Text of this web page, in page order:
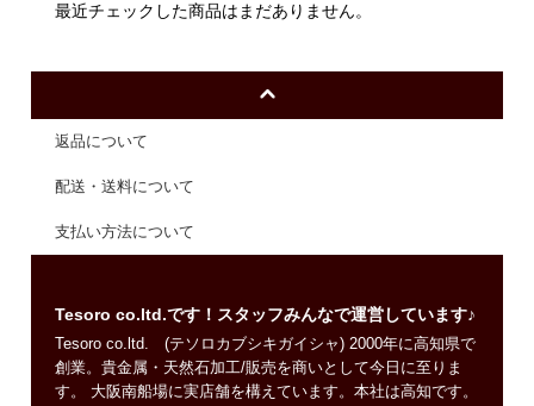
最近チェックした商品はまだありません。
返品について
配送・送料について
支払い方法について
Tesoro co.ltd.です！スタッフみんなで運営しています♪
Tesoro co.ltd. (テソロカブシキガイシャ) 2000年に高知県で
創業。貴金属・天然石加工/販売を商いとして今日に至りま
す。 大阪南船場に実店舗を構えています。本社は高知です。